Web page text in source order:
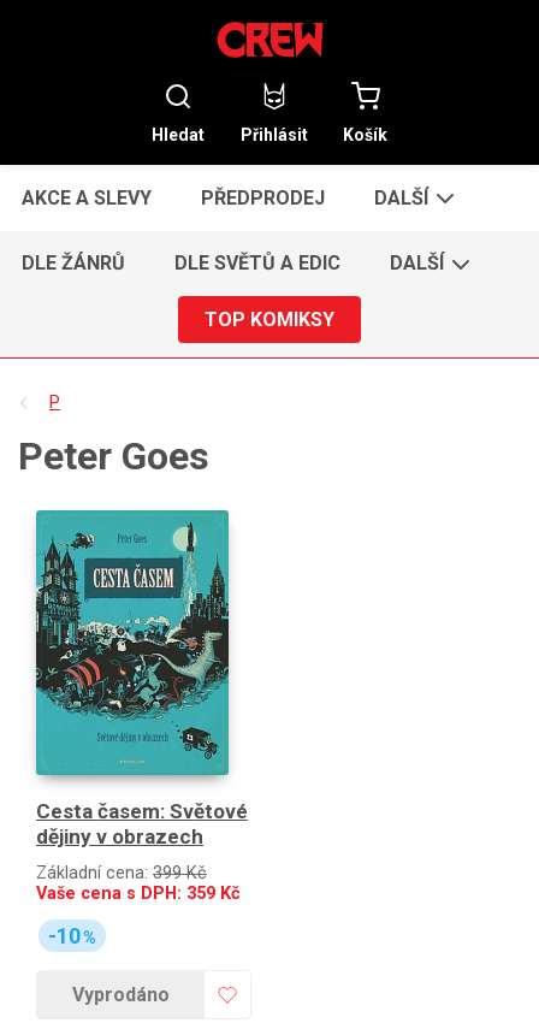
Hledat Přihlásit Košík
AKCE A SLEVY PŘEDPRODEJ DALŠÍ
DLE ŽÁNRŮ DLE SVĚTŮ A EDIC DALŠÍ
TOP KOMIKSY
P
Peter Goes
Cesta časem: Světové
dějiny v obrazech
Základní cena: 399 Kč
Vaše cena s DPH: 359 Kč
-10%
Vyprodáno